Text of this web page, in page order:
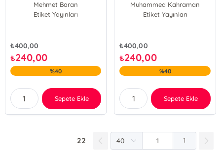
Mehmet Baran
Etiket Yayınları
₺400,00
₺240,00
%40
Sepete Ekle
Muhammed Kahraman
Etiket Yayınları
₺400,00
₺240,00
%40
Sepete Ekle
22 1